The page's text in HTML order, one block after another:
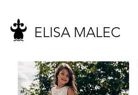
ELISA MALEC